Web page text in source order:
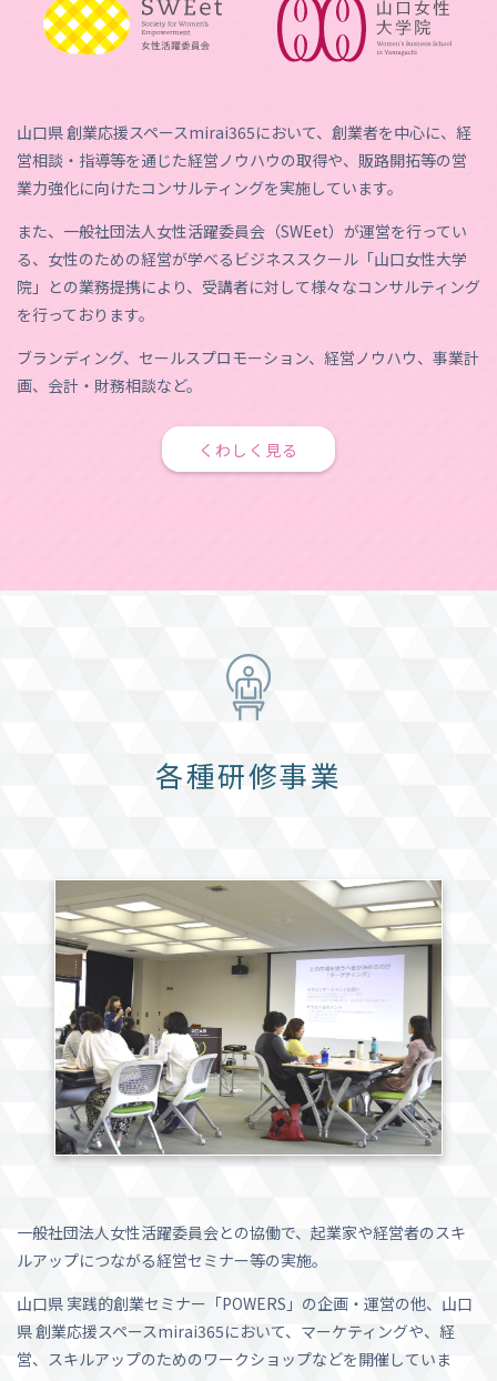
山口県 創業応援スペースmirai365において、創業者を中心に、経
営相談・指導等を通じた経営ノウハウの取得や、販路開拓等の営
業力強化に向けたコンサルティングを実施しています。
また、一般社団法人女性活躍委員会（SWEet）が運営を行ってい
る、女性のための経営が学べるビジネススクール「山口女性大学
院」との業務提携により、受講者に対して様々なコンサルティング
を行っております。
ブランディング、セールスプロモーション、経営ノウハウ、事業計
画、会計・財務相談など。
くわしく見る
各種研修事業
一般社団法人女性活躍委員会との協働で、起業家や経営者のスキ
ルアップにつながる経営セミナー等の実施。
山口県 実践的創業セミナー「POWERS」の企画・運営の他、山口
県 創業応援スペースmirai365において、マーケティングや、経
営、スキルアップのためのワークショップなどを開催していま